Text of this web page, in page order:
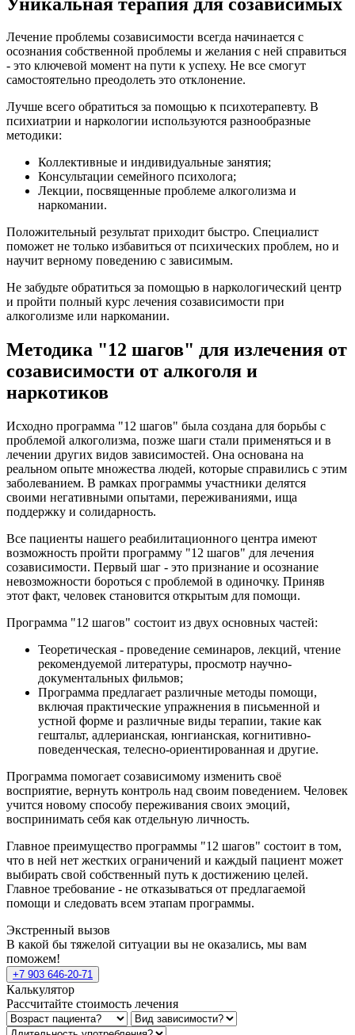
Лечение проблемы созависимости всегда начинается с
осознания собственной проблемы и желания с ней справиться
- это ключевой момент на пути к успеху. Не все смогут
самостоятельно преодолеть это отклонение.
Лучше всего обратиться за помощью к психотерапевту. В
психиатрии и наркологии используются разнообразные
методики:
Коллективные и индивидуальные занятия;
Консультации семейного психолога;
Лекции, посвященные проблеме алкоголизма и
наркомании.
Положительный результат приходит быстро. Специалист
поможет не только избавиться от психических проблем, но и
научит верному поведению с зависимым.
Не забудьте обратиться за помощью в наркологический центр
и пройти полный курс лечения созависимости при
алкоголизме или наркомании.
Методика "12 шагов" для излечения от
созависимости от алкоголя и
наркотиков
Исходно программа "12 шагов" была создана для борьбы с
проблемой алкоголизма, позже шаги стали применяться и в
лечении других видов зависимостей. Она основана на
реальном опыте множества людей, которые справились с этим
заболеванием. В рамках программы участники делятся
своими негативными опытами, переживаниями, ища
поддержку и солидарность.
Все пациенты нашего реабилитационного центра имеют
возможность пройти программу "12 шагов" для лечения
созависимости. Первый шаг - это признание и осознание
невозможности бороться с проблемой в одиночку. Приняв
этот факт, человек становится открытым для помощи.
Программа "12 шагов" состоит из двух основных частей:
Теоретическая - проведение семинаров, лекций, чтение
рекомендуемой литературы, просмотр научно-
документальных фильмов;
Программа предлагает различные методы помощи,
включая практические упражнения в письменной и
устной форме и различные виды терапии, такие как
гештальт, адлерианская, юнгианская, когнитивно-
поведенческая, телесно-ориентированная и другие.
Программа помогает созависимому изменить своё
восприятие, вернуть контроль над своим поведением. Человек
учится новому способу переживания своих эмоций,
воспринимать себя как отдельную личность.
Главное преимущество программы "12 шагов" состоит в том,
что в ней нет жестких ограничений и каждый пациент может
выбирать свой собственный путь к достижению целей.
Главное требование - не отказываться от предлагаемой
помощи и следовать всем этапам программы.
Экстренный вызов
В какой бы тяжелой ситуации вы не оказались, мы вам
поможем!
+7 903 646-20-71
Калькулятор
Рассчитайте стоимость лечения